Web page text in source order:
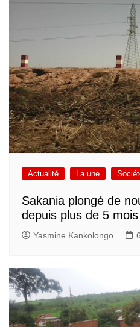
Actualité La une
Sakania plongé de
depuis plus de 5 mois
Yasmine Kankolongo